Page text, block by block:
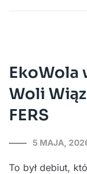
EkoWola
Woli
FERS
5 MAJA,
To był debiut,